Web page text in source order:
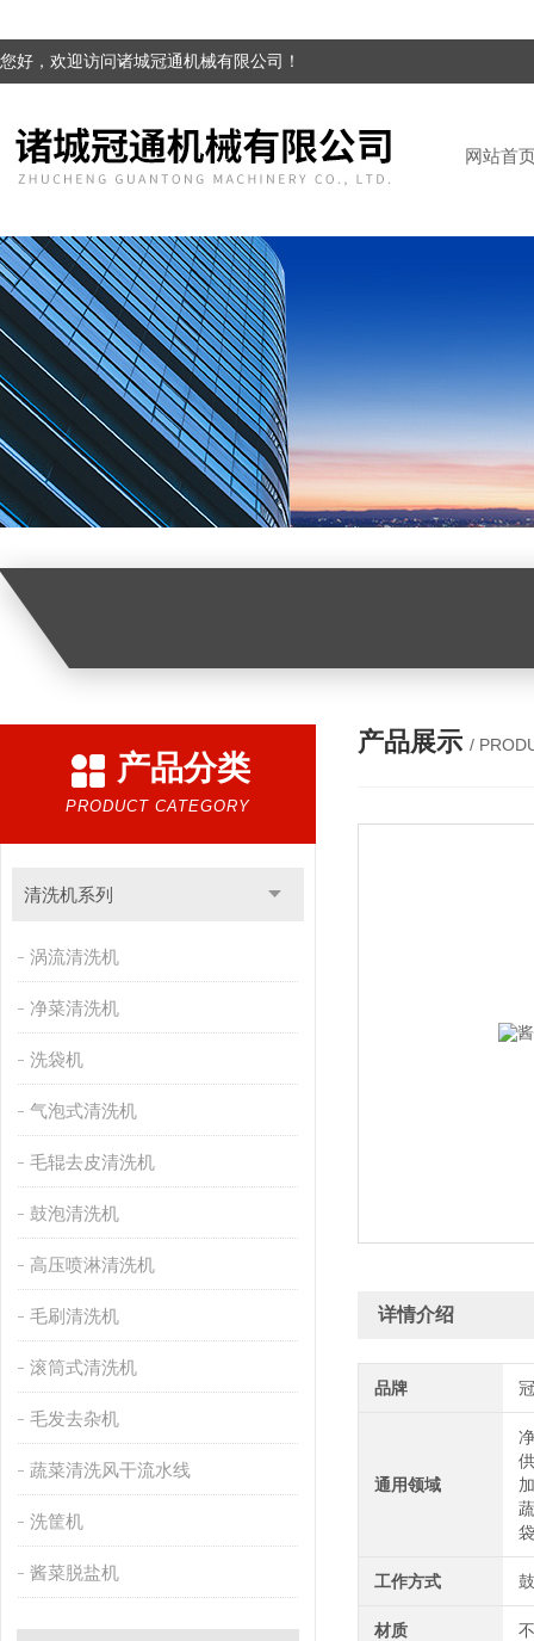
您好，欢迎访问诸城冠通机械有限公司！
网站首
产品分类
PRODUCT CATEGORY
清洗机系列
涡流清洗机
净菜清洗机
洗袋机
气泡式清洗机
毛辊去皮清洗机
鼓泡清洗机
高压喷淋清洗机
毛刷清洗机
滚筒式清洗机
毛发去杂机
蔬菜清洗风干流水线
洗筐机
酱菜脱盐机
产品展示 /
详情介绍
品牌
通用领域
工作方式
材质